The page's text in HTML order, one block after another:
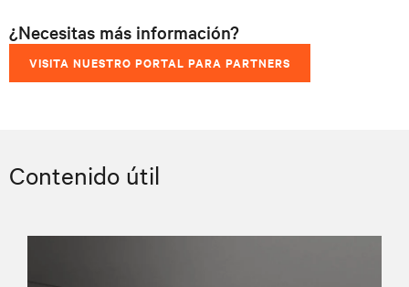
¿Necesitas más información?
VISITA NUESTRO PORTAL PARA PARTNERS
Contenido útil